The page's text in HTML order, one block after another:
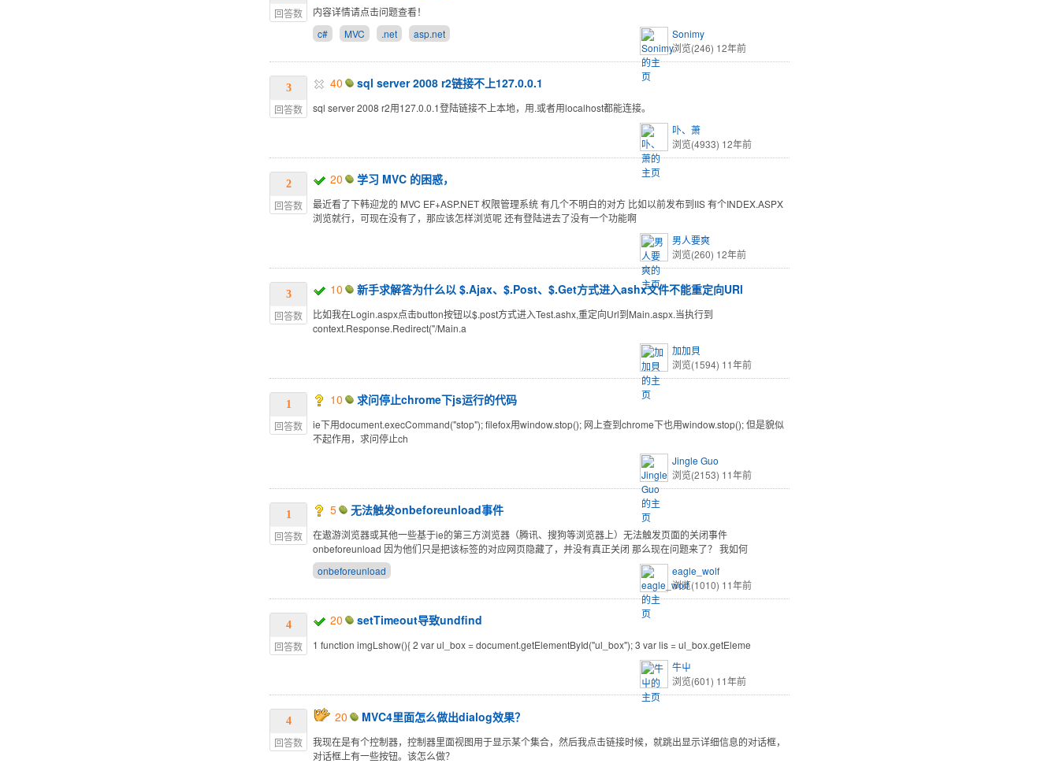
回答数
内容详情请点击问题查看！
c#
MVC .net asp.net
Sonimy
浏览(246) 12年前
3
回答数
40 sql server 2008 r2链接不上127.0.0.1
sql server 2008 r2用127.0.0.1登陆链接不上本地，用.或者用localhost都能连接。
卟、萧
浏览(4933) 12年前
2
回答数
20 学习 MVC 的困惑，
最近看了下韩迎龙的 MVC EF+ASP.NET 权限管理系统 有几个不明白的对方 比如以前发布到IIS 有个INDEX.ASPX
浏览就行，可现在没有了，那应该怎样浏览呢 还有登陆进去了没有一个功能啊
男人要爽
浏览(260) 12年前
3
回答数
10 新手求解答为什么以 $.Ajax、$.Post、$.Get方式进入ashx文件不能重定向URl
比如我在Login.aspx点击button按钮以$.post方式进入Test.ashx,重定向Url到Main.aspx.当执行到
context.Response.Redirect("/Main.a
加加貝
浏览(1594) 11年前
1
回答数
10 求问停止chrome下js运行的代码
ie下用document.execCommand("stop"); filefox用window.stop(); 网上查到chrome下也用window.stop(); 但是貌似
不起作用，求问停止ch
Jingle Guo
浏览(2153) 11年前
1
回答数
5 无法触发onbeforeunload事件
在遨游浏览器或其他一些基于ie的第三方浏览器（腾讯、搜狗等浏览器上）无法触发页面的关闭事件
onbeforeunload 因为他们只是把该标签的对应网页隐藏了，并没有真正关闭 那么现在问题来了？ 我如何
onbeforeunload
eagle_wolf
浏览(1010) 11年前
4
回答数
20 setTimeout导致undfind
1 function imgLshow(){ 2 var ul_box = document.getElementById("ul_box"); 3 var lis = ul_box.getEleme
牛屮
浏览(601) 11年前
4
回答数
20 MVC4里面怎么做出dialog效果？
我现在是有个控制器，控制器里面视图用于显示某个集合，然后我点击链接时候，就跳出显示详细信息的对话框，
对话框上有一些按钮。该怎么做？